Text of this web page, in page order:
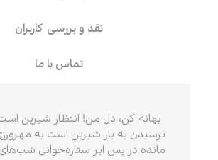
نقد و بررسی کاربران
تماس با ما
بهانه کن، دل من! انتظار شیرین
نرسیدن به یار شیرین است به
مانده در پس ابر ستاره‌خوانی